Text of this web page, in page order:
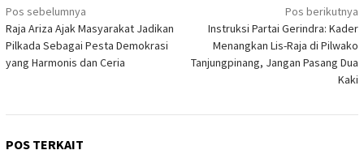
Navigasi
pos
Pos sebelumnya
Raja Ariza Ajak Masyarakat Jadikan
Pilkada Sebagai Pesta Demokrasi
yang Harmonis dan Ceria
Pos berikutnya
Instruksi Partai Gerindra: Kader
Menangkan Lis-Raja di Pilwako
Tanjungpinang, Jangan Pasang Dua
Kaki
POS TERKAIT